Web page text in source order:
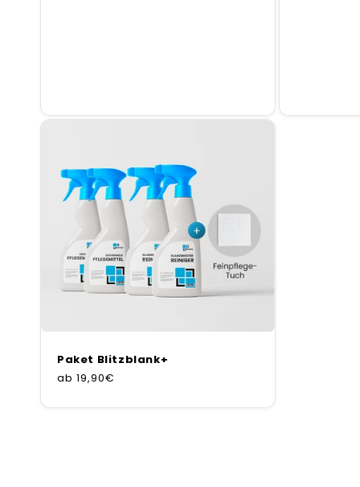
Paket Blitzblank+
ab Normaler
19,90€